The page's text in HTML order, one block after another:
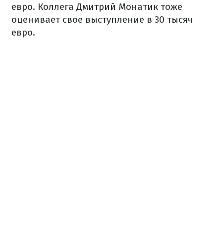
евро. Коллега Дмитрий Монатик тоже
оценивает свое выступление в 30 тысяч
евро.